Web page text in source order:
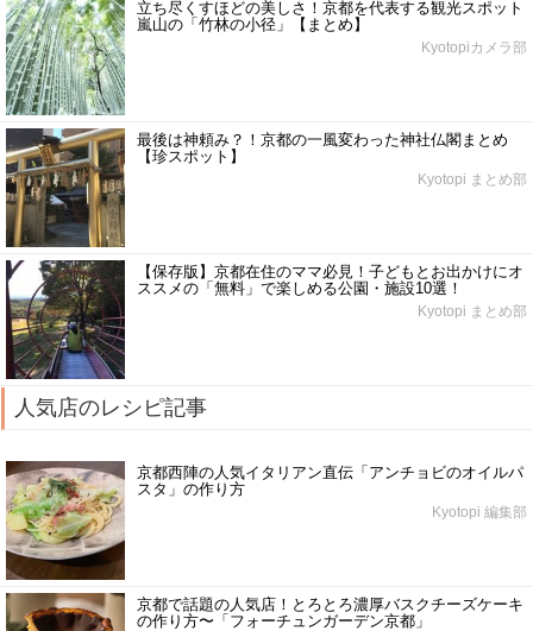
立ち尽くすほどの美しさ！京都を代表する観光スポット
嵐山の「竹林の小径」【まとめ】
Kyotopiカメラ部
最後は神頼み？！京都の一風変わった神社仏閣まとめ
【珍スポット】
Kyotopi まとめ部
【保存版】京都在住のママ必見！子どもとお出かけにオ
ススメの「無料」で楽しめる公園・施設10選！
Kyotopi まとめ部
人気店のレシピ記事
京都西陣の人気イタリアン直伝「アンチョビのオイルパ
スタ」の作り方
Kyotopi 編集部
京都で話題の人気店！とろとろ濃厚バスクチーズケーキ
の作り方〜「フォーチュンガーデン京都」